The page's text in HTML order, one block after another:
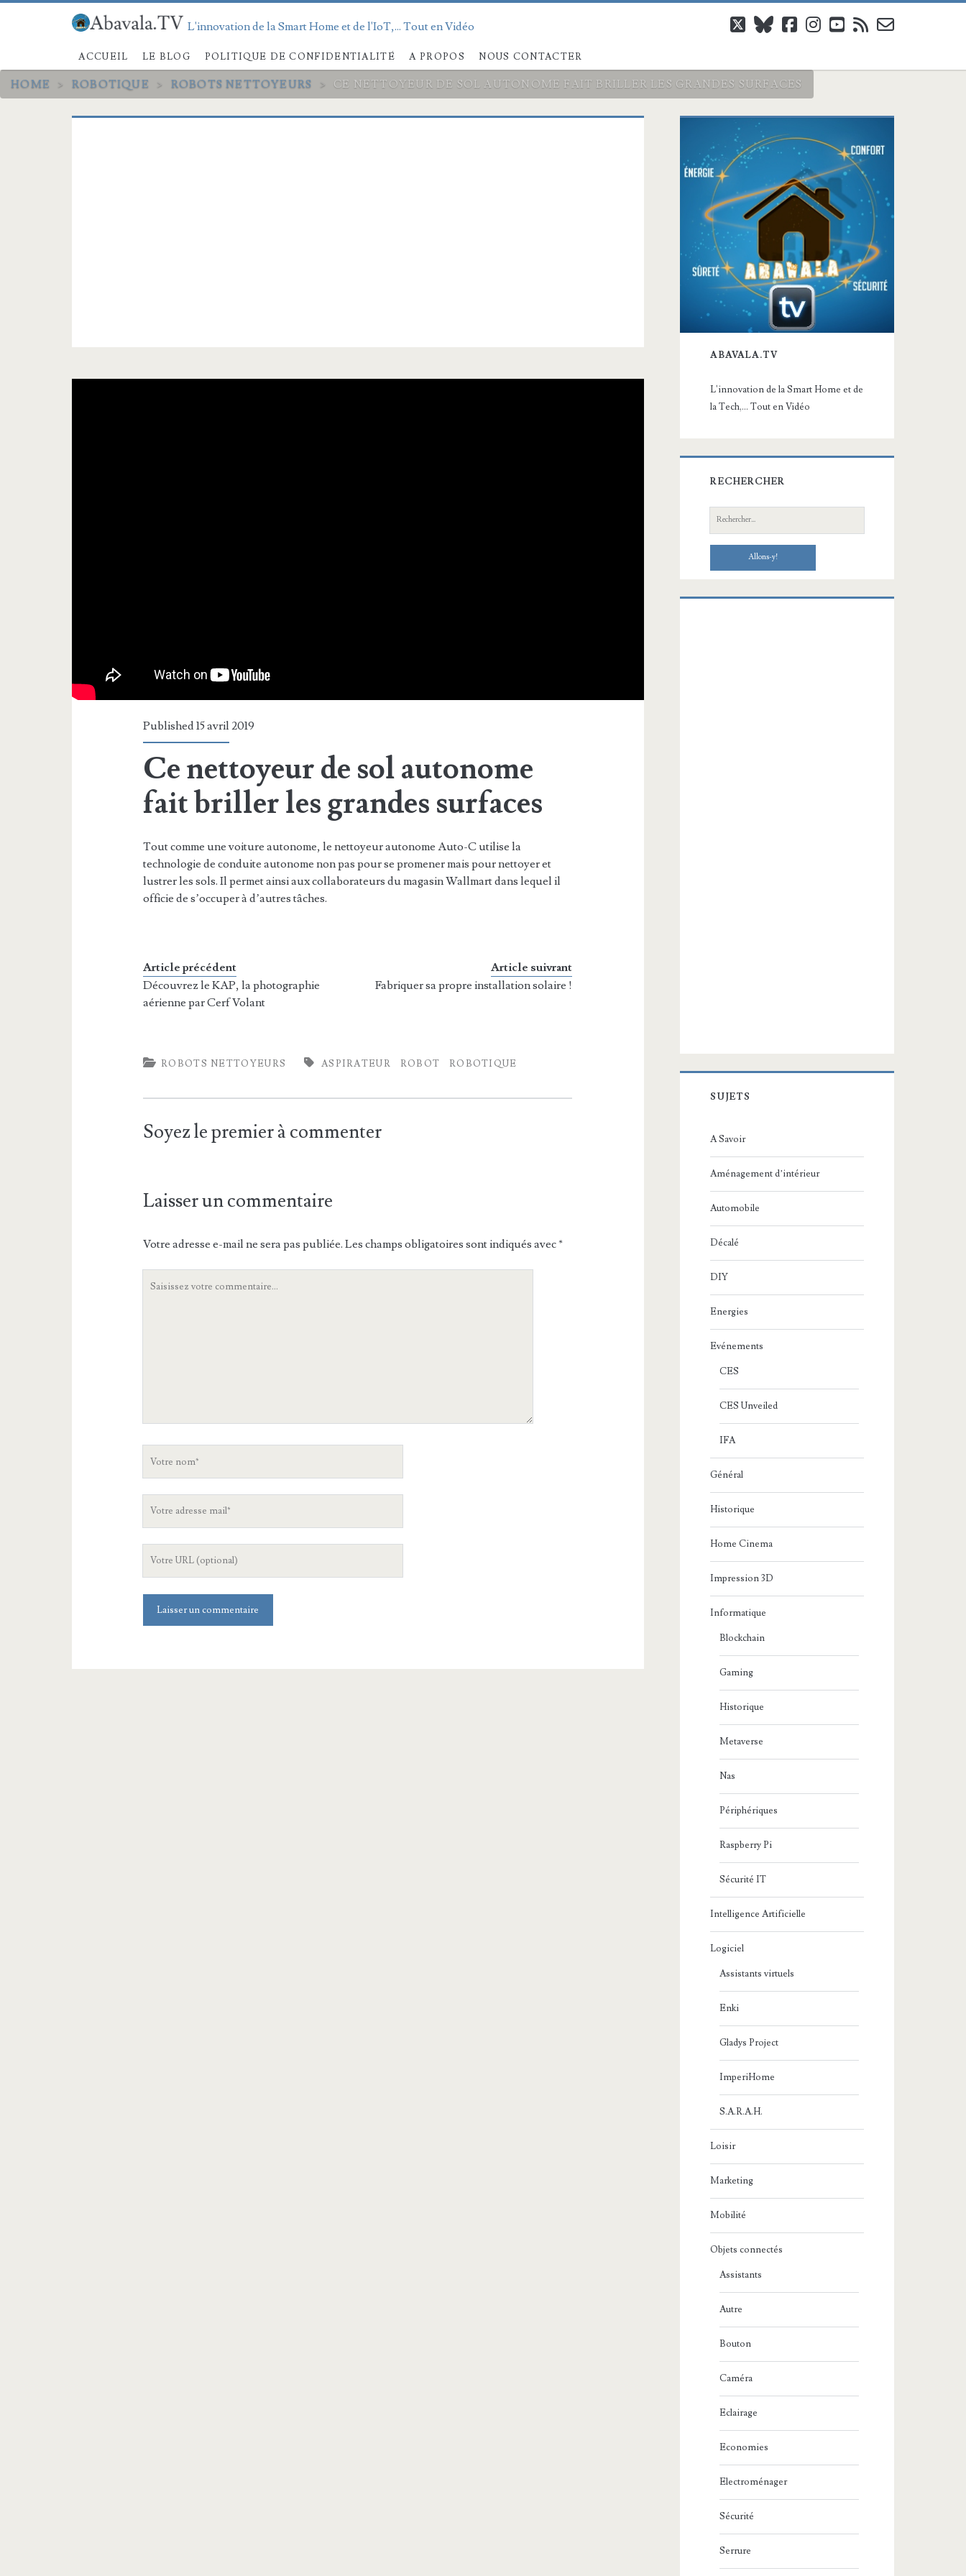
L'innovation de la Smart Home et de l'IoT,... Tout en Vidéo
ACCUEIL LE BLOG POLITIQUE DE CONFIDENTIALITÉ A PROPOS NOUS CONTACTER
twitterblueskyfacebook
instagram
youtube
rss email-
HOME > ROBOTIQUE > ROBOTS NETTOYEURS > CE NETTOYEUR DE SOL AUTONOME FAIT BRILLER LES GRANDES SURFACES
Published 15 avril 2019
Ce nettoyeur de sol autonome
fait briller les grandes surfaces
Tout comme une voiture autonome, le nettoyeur autonome Auto-C utilise la
technologie de conduite autonome non pas pour se promener mais pour nettoyer et
lustrer les sols. Il permet ainsi aux collaborateurs du magasin Wallmart dans lequel il
officie de s’occuper à d’autres tâches.
Article précédent
Découvrez le KAP, la photographie
aérienne par Cerf Volant
Article suivrant
Fabriquer sa propre installation solaire !
ROBOTS NETTOYEURS ASPIRATEUR ROBOT ROBOTIQUE
Soyez le premier à commenter
Laisser un commentaire
Votre adresse e-mail ne sera pas publiée. Les champs obligatoires sont indiqués avec*
site
Barre
latérale
principale
ABAVALA.TV
L'innovation de la Smart Home et de
la Tech,... Tout en Vidéo
RECHERCHER
Recherche:
SUJETS
A Savoir
Aménagement d’intérieur
Automobile
Décalé
DIY
Energies
Evénements
CES
CES Unveiled
IFA
Général
Historique
Home Cinema
Impression 3D
Informatique
Blockchain
Gaming
Historique
Metaverse
Nas
Périphériques
Raspberry Pi
Sécurité IT
Intelligence Artificielle
Logiciel
Assistants virtuels
Enki
Gladys Project
ImperiHome
S.A.R.A.H.
Loisir
Marketing
Mobilité
Objets connectés
Assistants
Autre
Bouton
Caméra
Eclairage
Economies
Electroménager
Sécurité
Serrure